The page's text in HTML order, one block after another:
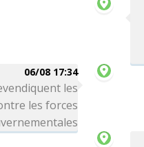
06/08 17:34
les
les forces